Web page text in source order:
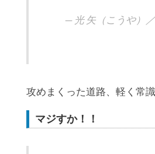
— 光 矢（こうや）
攻めまくった道路、軽く常
マジすか！！